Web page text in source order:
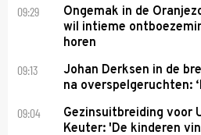
09:29
Ongemak in de
wil intieme
horen
09:13
Johan Derksen in de
na overspelgeruchten:
09:04
Gezinsuitbreiding voor
Keuter: 'De kinderen